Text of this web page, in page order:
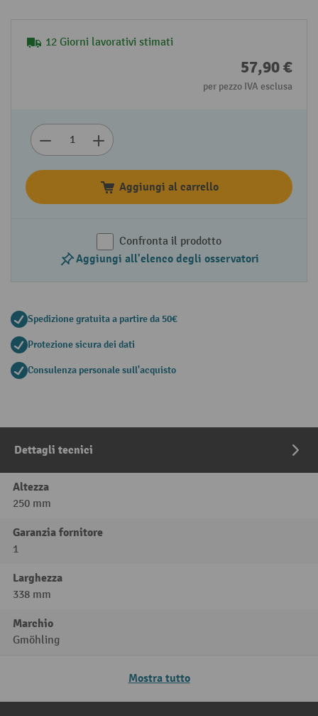
12 Giorni lavorativi stimati
57,90 €
per pezzo IVA esclusa
Aggiungi al carrello
Confronta il prodotto
Aggiungi all'elenco degli osservatori
Spedizione gratuita a partire da 50€
Protezione sicura dei dati
Consulenza personale sull'acquisto
Dettagli tecnici
Altezza
250 mm
Garanzia fornitore
1
Larghezza
338 mm
Marchio
Gmöhling
Mostra tutto